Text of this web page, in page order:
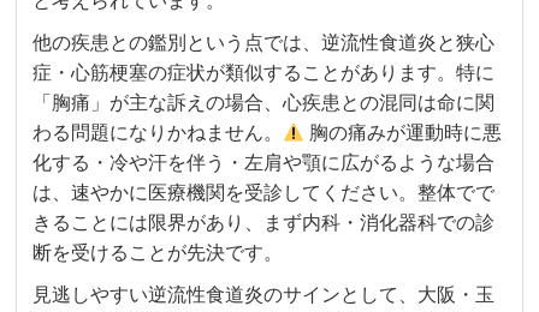
他の疾患との鑑別という点では、逆流性食道炎と狭心
症・心筋梗塞の症状が類似することがあります。特に
「胸痛」が主な訴えの場合、心疾患との混同は命に関
わる問題になりかねません。
胸の痛みが運動時に悪
化する・冷や汗を伴う・左肩や顎に広がるような場合
は、速やかに医療機関を受診してください。整体でで
きることには限界があり、まず内科・消化器科での診
断を受けることが先決です。
見逃しやすい逆流性食道炎のサインとして、大阪・玉